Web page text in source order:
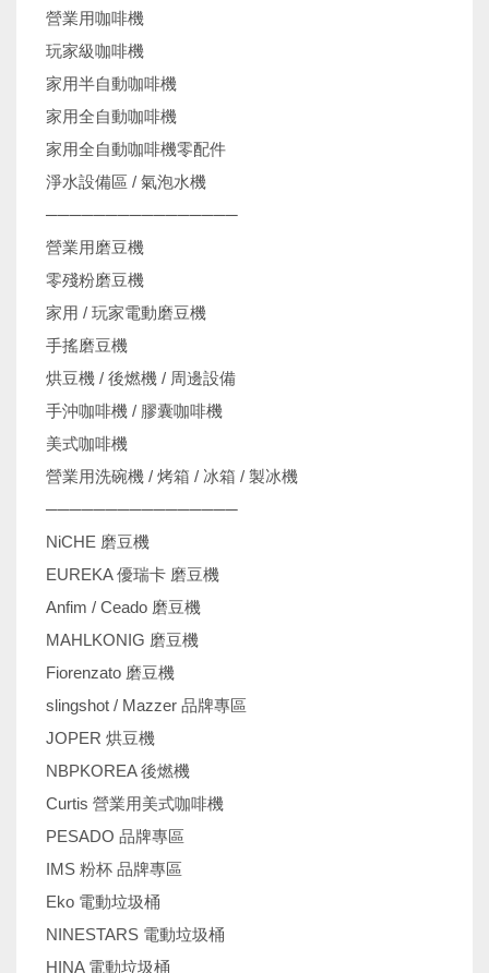
營業用咖啡機
玩家級咖啡機
家用半自動咖啡機
家用全自動咖啡機
家用全自動咖啡機零配件
淨水設備區 / 氣泡水機
────────────────
營業用磨豆機
零殘粉磨豆機
家用 / 玩家電動磨豆機
手搖磨豆機
烘豆機 / 後燃機 / 周邊設備
手沖咖啡機 / 膠囊咖啡機
美式咖啡機
營業用洗碗機 / 烤箱 / 冰箱 / 製冰機
────────────────
NiCHE 磨豆機
EUREKA 優瑞卡 磨豆機
Anfim / Ceado 磨豆機
MAHLKONIG 磨豆機
Fiorenzato 磨豆機
slingshot / Mazzer 品牌專區
JOPER 烘豆機
NBPKOREA 後燃機
Curtis 營業用美式咖啡機
PESADO 品牌專區
IMS 粉杯 品牌專區
Eko 電動垃圾桶
NINESTARS 電動垃圾桶
HINA 電動垃圾桶